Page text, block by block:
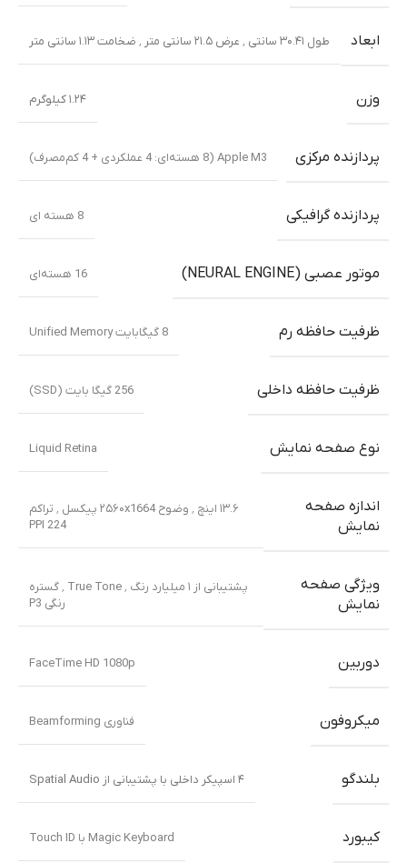
ابعاد طول ۳۰.۴۱ سانتی ٬ عرض ۲۱.۵ سانتی متر ٬ ضخامت ۱.۱۳ سانتی متر
وزن ۱.۲۴ کیلوگرم
پردازنده مرکزی Apple M3 (8 هسته‌ای: 4 عملکردی + 4 کم‌مصرف)
پردازنده گرافیکی 8 هسته ای
موتور عصبی (NEURAL ENGINE) 16 هسته‌ای
ظرفیت حافظه رم 8 گیگابایت Unified Memory
ظرفیت حافظه داخلی 256 گیگا بایت (SSD)
نوع صفحه نمایش Liquid Retina
اندازه صفحه
نمایش
۱۳.۶ اینچ ٬ وضوح ۲۵۶۰x1664 پیکسل ٬ تراکم
PPI 224
ویژگی صفحه
نمایش
پشتیبانی از ۱ میلیارد رنگ ٬ True Tone ٬ گستره
رنگی P3
دوربین FaceTime HD 1080p
میکروفون فناوری Beamforming
بلندگو ۴ اسپیکر داخلی با پشتیبانی از Spatial Audio
کیبورد Magic Keyboard با Touch ID